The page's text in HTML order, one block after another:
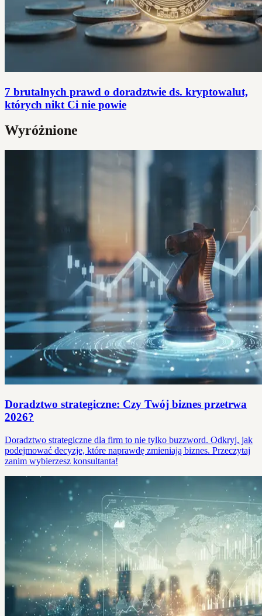
7 brutalnych prawd o doradztwie ds. kryptowalut,
których nikt Ci nie powie
Wyróżnione
Doradztwo strategiczne: Czy Twój biznes przetrwa
2026?
Doradztwo strategiczne dla firm to nie tylko buzzword. Odkryj, jak
podejmować decyzje, które naprawdę zmieniają biznes. Przeczytaj
zanim wybierzesz konsultanta!